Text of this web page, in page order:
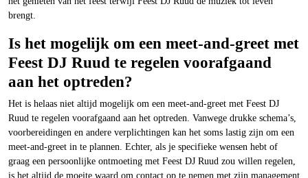
brengt.
Is het mogelijk om een meet-and-greet met
Feest DJ Ruud te regelen voorafgaand
aan het optreden?
Het is helaas niet altijd mogelijk om een meet-and-greet met Feest DJ
Ruud te regelen voorafgaand aan het optreden. Vanwege drukke schema’s,
voorbereidingen en andere verplichtingen kan het soms lastig zijn om een
meet-and-greet in te plannen. Echter, als je specifieke wensen hebt of
graag een persoonlijke ontmoeting met Feest DJ Ruud zou willen regelen,
is het altijd de moeite waard om contact op te nemen met zijn management